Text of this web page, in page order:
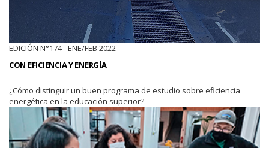
EDICIÓN N°174 - ENE/FEB 2022
CON EFICIENCIA Y ENERGÍA
¿Cómo distinguir un buen programa de estudio sobre eficiencia
energética en la educación superior?